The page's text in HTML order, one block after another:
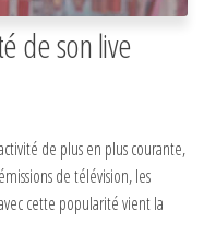
de son live
de plus en plus courante,
de télévision, les
cette popularité vient la